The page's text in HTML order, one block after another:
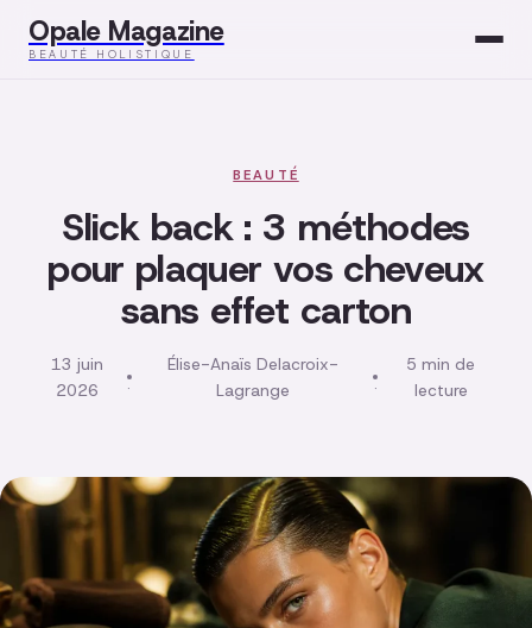
Opale Magazine
BEAUTÉ HOLISTIQUE
Mode
Développement
Bien-être
BEAUTÉ
Slick back : 3 méthodes
pour plaquer vos cheveux
sans effet carton
13 juin
2026
·
Élise-Anaïs Delacroix-
Lagrange
·
5 min de
lecture